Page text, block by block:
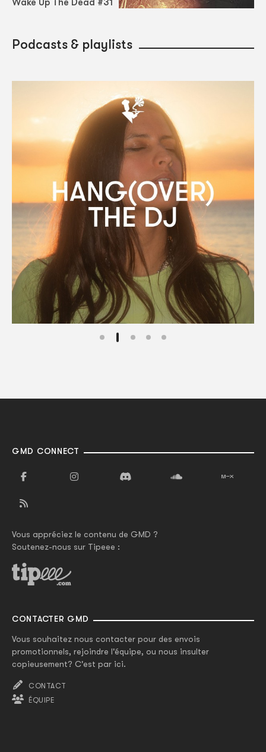
Wake Up The Dead #31
Podcasts & playlists
GMD CONNECT
Vous appréciez le contenu de GMD ?
Soutenez-nous sur Tipeee :
CONTACTER GMD
Vous souhaitez nous contacter pour des envois
promotionnels, rejoindre l'équipe, ou nous insulter
copieusement? C'est par ici.
CONTACT
ÉQUIPE